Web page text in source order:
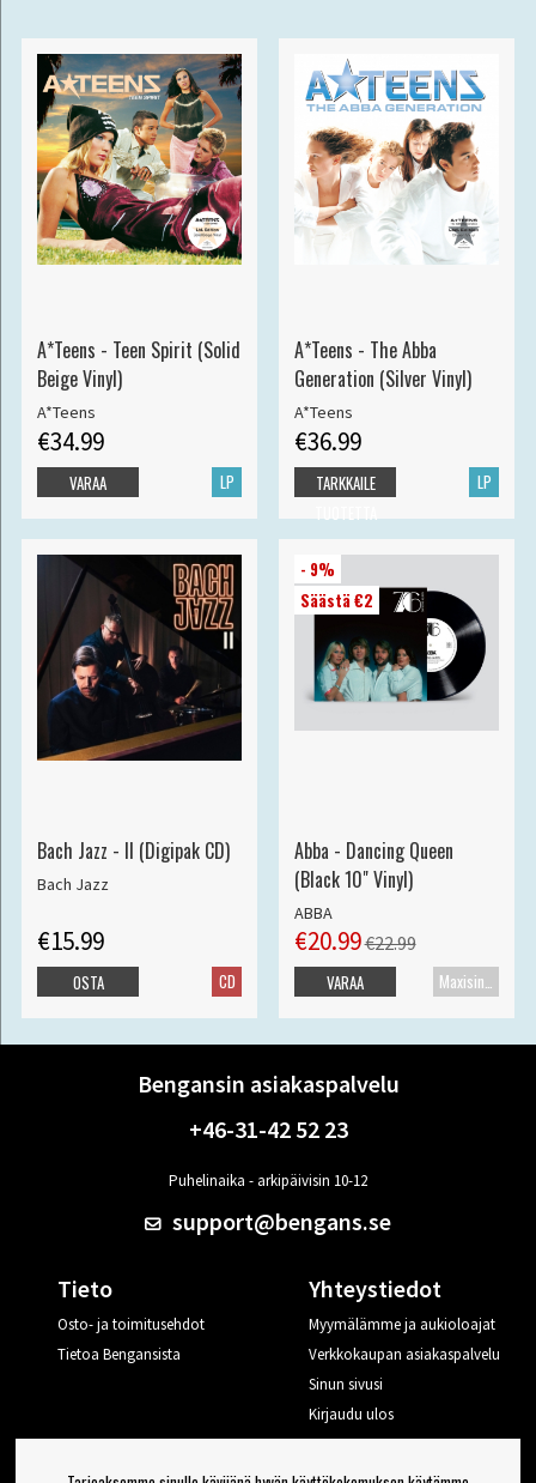
A*Teens - Teen Spirit (Solid
Beige Vinyl)
A*Teens
€34.99
LP
VARAA
A*Teens - The Abba
Generation (Silver Vinyl)
A*Teens
€36.99
LP
TARKKAILE
Bach Jazz - II (Digipak CD)
Bach Jazz
€15.99
CD
OSTA
- 9%
Säästä €2
Abba - Dancing Queen
(Black 10" Vinyl)
ABBA
€20.99€22.99
Maxisingle
VARAA
Bengansin asiakaspalvelu
+46-31-42 52 23
Puhelinaika - arkipäivisin 10-12
support@bengans.se
Tieto
Osto- ja toimitusehdot
Tietoa Bengansista
Yhteystiedot
Myymälämme ja aukioloajat
Verkkokaupan asiakaspalvelu
Sinun sivusi
Kirjaudu ulos
Haluan vinkkejä Bengansilta